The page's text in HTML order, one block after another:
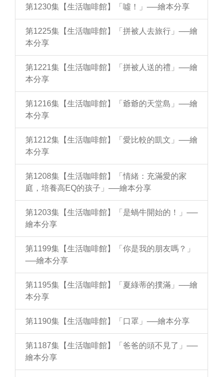
第1230集【生活咖啡館】「噓！」──繪本分享
第1225集【生活咖啡館】「拼被人去旅行」──繪
本分享
第1221集【生活咖啡館】「拼被人送的禮」──繪
本分享
第1216集【生活咖啡館】「爺爺的天堂島」──繪
本分享
第1212集【生活咖啡館】「愛比較的凱文」──繪
本分享
第1208集【生活咖啡館】「情緒：充滿愛的家
庭，培養高EQ的孩子」──繪本分享
第1203集【生活咖啡館】「是蝸牛開始的！」──
繪本分享
第1199集【生活咖啡館】「你是我的朋友嗎？」
──繪本分享
第1195集【生活咖啡館】「夏綠蒂的撲滿」──繪
本分享
第1190集【生活咖啡館】「口罩」──繪本分享
第1187集【生活咖啡館】「爸爸的頭不見了」──
繪本分享